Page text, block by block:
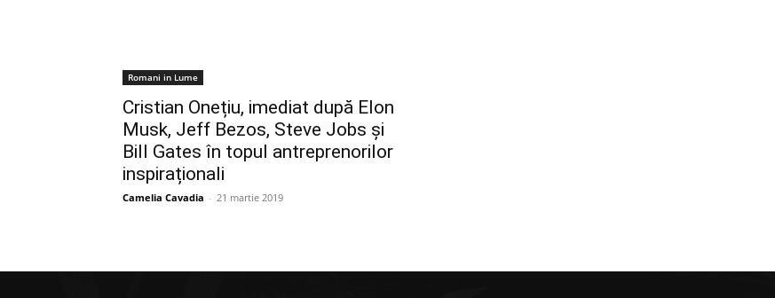
Romani in Lume
Cristian Onețiu, imediat după Elon
Musk, Jeff Bezos, Steve Jobs și
Bill Gates în topul antreprenorilor
inspiraționali
Camelia Cavadia - 21 martie 2019